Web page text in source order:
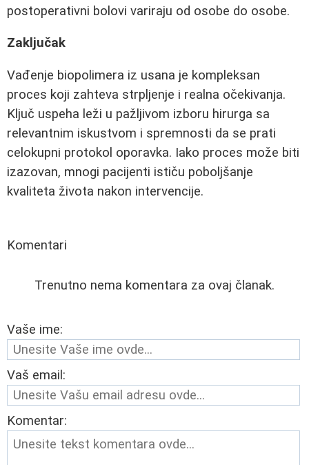
postoperativni bolovi variraju od osobe do osobe.
Zaključak
Vađenje biopolimera iz usana je kompleksan
proces koji zahteva strpljenje i realna očekivanja.
Ključ uspeha leži u pažljivom izboru hirurga sa
relevantnim iskustvom i spremnosti da se prati
celokupni protokol oporavka. Iako proces može biti
izazovan, mnogi pacijenti ističu poboljšanje
kvaliteta života nakon intervencije.
Komentari
Trenutno nema komentara za ovaj članak.
Vaše ime:
Vaš email:
Komentar: